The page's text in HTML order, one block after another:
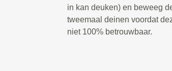
in kan deuken) en beweeg
tweemaal deinen voordat
niet 100% betrouwbaar.